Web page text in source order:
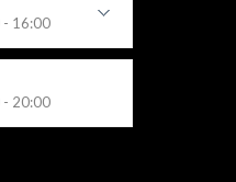
16:00
20:00